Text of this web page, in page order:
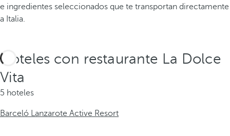
e ingredientes seleccionados que te transportan directamente
a Italia.
Hoteles con restaurante La Dolce
Vita
5 hoteles
Barceló Lanzarote Active Resort